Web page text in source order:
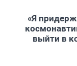
«Я
выйти в